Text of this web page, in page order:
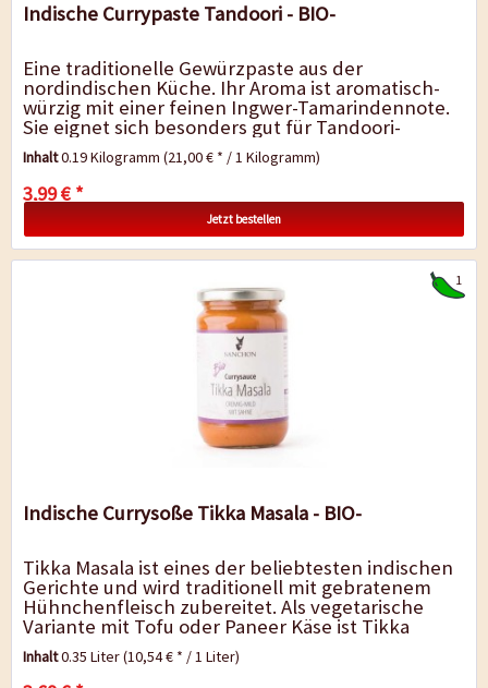
Indische Currypaste Tandoori - BIO-
Eine traditionelle Gewürzpaste aus der
nordindischen Küche. Ihr Aroma ist aromatisch-
würzig mit einer feinen Ingwer-Tamarindennote.
Sie eignet sich besonders gut für Tandoori-
Rezepte (ein klassisch indisches...
Inhalt0.19 Kilogramm(21,00 € * / 1 Kilogramm)
3,99 € *
Jetzt bestellen
1
Indische Currysoße Tikka Masala - BIO-
Tikka Masala ist eines der beliebtesten indischen
Gerichte und wird traditionell mit gebratenem
Hühnchenfleisch zubereitet. Als vegetarische
Variante mit Tofu oder Paneer Käse ist Tikka
Masala ein idealer Begleiter zu Reis,...
Inhalt0.35 Liter(10,54 € * / 1 Liter)